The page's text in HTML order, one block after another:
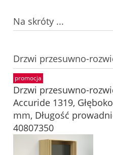
Na skróty ...
Drzwi przesuwno-
Drzwi przesuwno-
Accuride 1319,
mm, Długość
40807350
promocja